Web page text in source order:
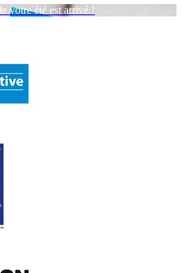
votre été est arrivé !